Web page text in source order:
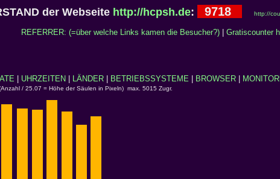
der Webseite http://hcpsh.de: 9718 http://
REFERRER: (=über welche Links kamen die Besucher?)| Gratiscounter
UHRZEITEN LÄNDER BETRIEBSSYSTEME BROWSER
/ 25.07 = Höhe der Säulen in Pixeln) max. 5015 Zugr.